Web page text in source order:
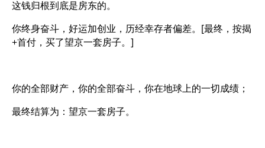
这钱归根到底是房东的。
你终身奋斗，好运加创业，历经幸存者偏差。[最终，按揭
+首付，买了望京一套房子。]
你的全部财产，你的全部奋斗，你在地球上的一切成绩；
最终结算为：望京一套房子。